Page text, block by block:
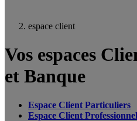
espace client
Vos espaces
et Banque
Espace Client Particuliers
Espace Client